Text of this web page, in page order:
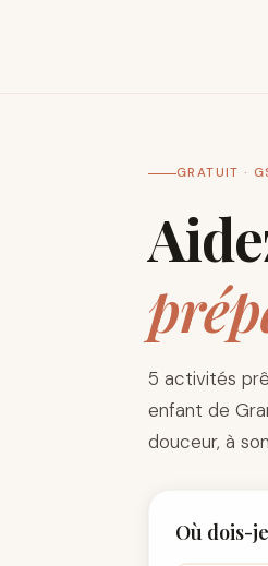
GRATUIT ·
5 activités
enfant de
douceur, à
Où dois-